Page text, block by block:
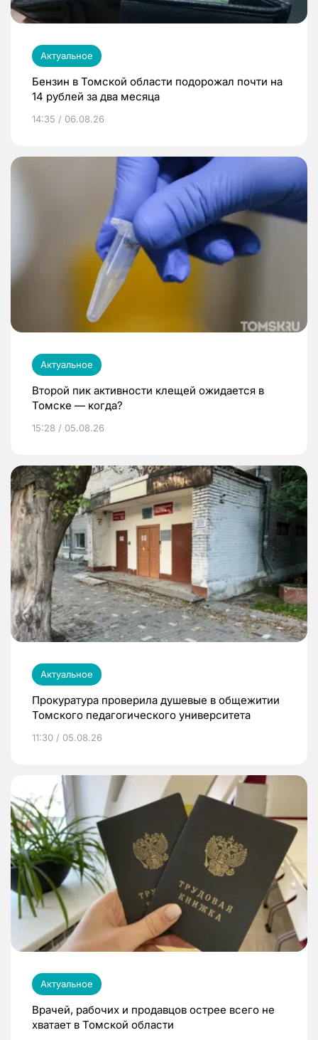
Актуальное
Бензин в Томской области подорожал почти на
14 рублей за два месяца
14:35 / 06.08.26
Актуальное
Второй пик активности клещей ожидается в
Томске — когда?
15:28 / 05.08.26
Актуальное
Прокуратура проверила душевые в общежитии
Томского педагогического университета
11:30 / 05.08.26
Актуальное
Врачей, рабочих и продавцов острее всего не
хватает в Томской области